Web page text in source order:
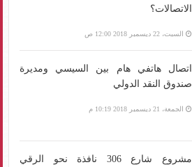
الاتصالات؟
السبت، 22 ديسمبر 2018 12:00 ص
اتصال هاتفي هام بين السيسي ومديرة
صندوق النقد الدولي
الجمعة، 21 ديسمبر 2018 10:19 م
مشروع شارع 306 نافذة نحو الرقي